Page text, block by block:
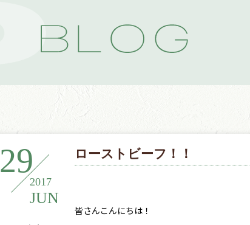
29
2017
JUN
ローストビーフ！！
皆さんこんにちは！